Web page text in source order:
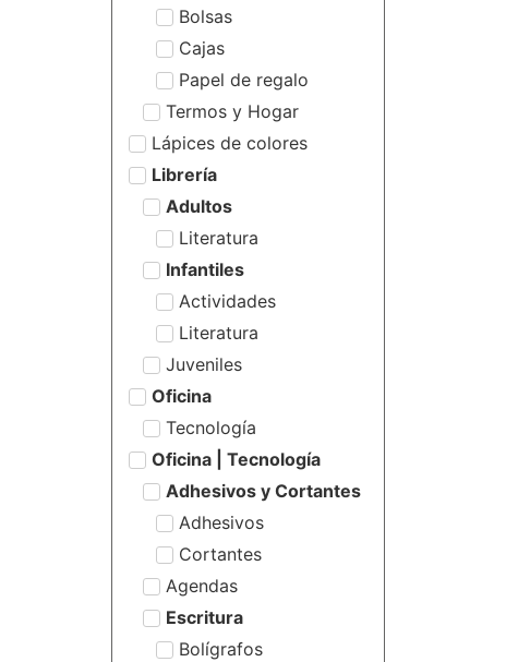
Bolsas
Cajas
Papel de regalo
Termos y Hogar
Lápices de colores
Librería
Adultos
Literatura
Infantiles
Actividades
Literatura
Juveniles
Oficina
Tecnología
Oficina | Tecnología
Adhesivos y Cortantes
Adhesivos
Cortantes
Agendas
Escritura
Bolígrafos